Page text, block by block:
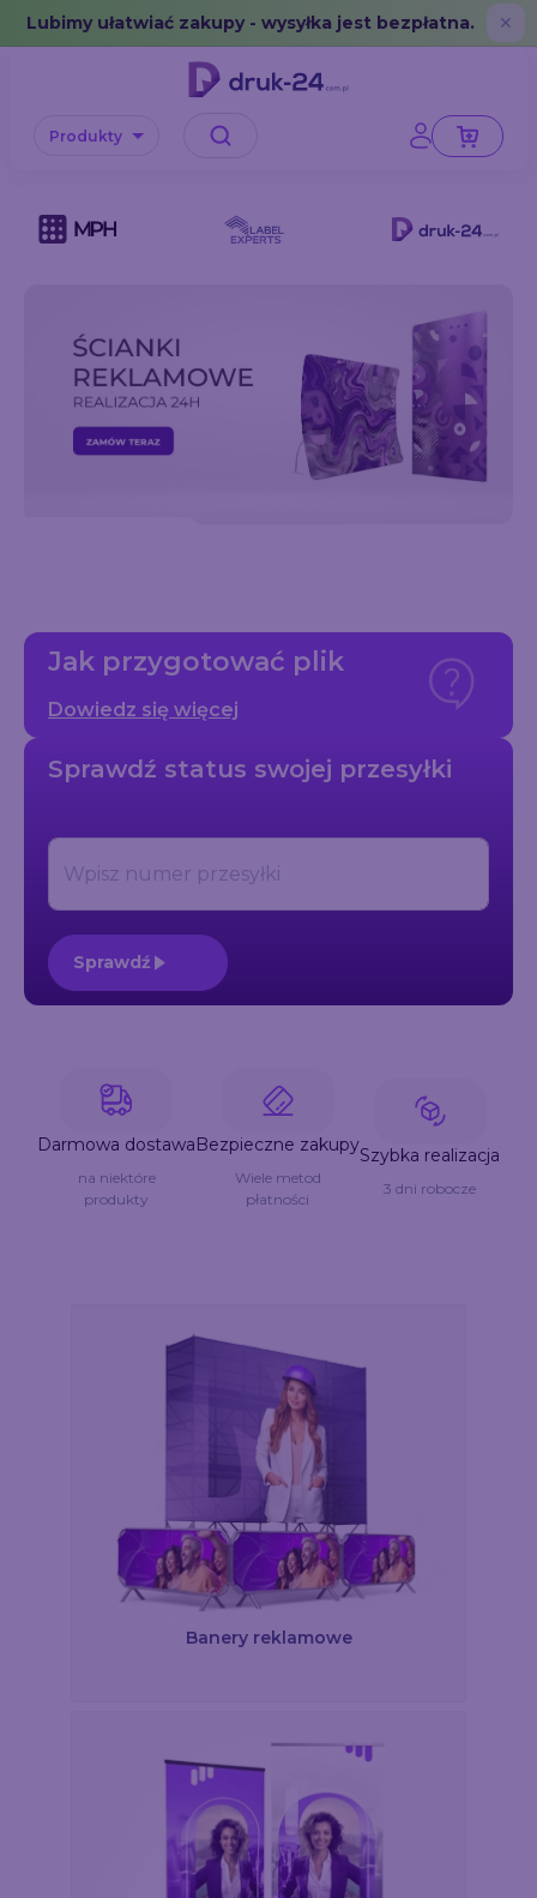
Error: No data in cache or invalid format
Lubimy ułatwiać zakupy - wysyłka jest bezpłatna. ✕
Produkty
Jak przygotować plik
Dowiedz się więcej
Sprawdź status swojej przesyłki
Sprawdź
Darmowa dostawa
na niektóre
produkty
Bezpieczne zakupy
Wiele metod
płatności
Szybka realizacja
3 dni robocze
Banery reklamowe